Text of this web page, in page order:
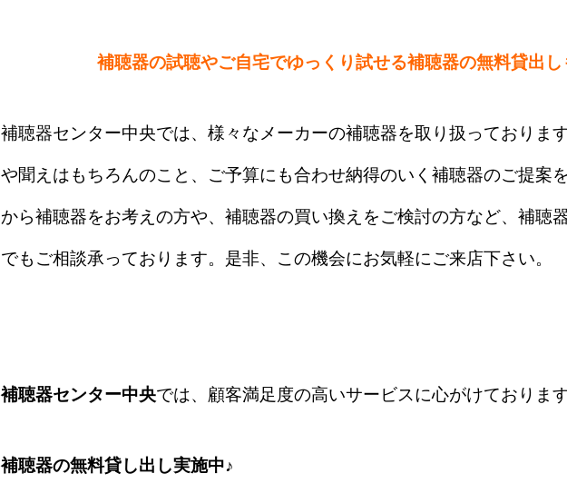
補聴器の試聴やご自宅でゆっくり試せる補聴器の無料貸出し
補聴器センター中央では、様々なメーカーの補聴器を取り扱っておりま
や聞えはもちろんのこと、ご予算にも合わせ納得のいく補聴器のご提案
から補聴器をお考えの方や、補聴器の買い換えをご検討の方など、補聴
でもご相談承っております。是非、この機会にお気軽にご来店下さい。
補聴器センター中央では、顧客満足度の高いサービスに心がけておりま
補聴器の無料貸し出し実施中♪